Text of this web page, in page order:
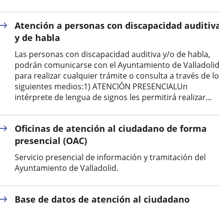
Atención a personas con discapacidad
y de habla
Las personas con discapacidad auditiva y/o de habla,
podrán comunicarse con el Ayuntamiento de Valladolid
para realizar cualquier trámite o consulta a través de
siguientes medios:1) ATENCIÓN PRESENCIALUn
intérprete de lengua de signos les permitirá realizar...
Oficinas de atención al ciudadano de forma
presencial (OAC)
Servicio presencial de información y tramitación del
Ayuntamiento de Valladolid.
Base de datos de atención al ciudadano